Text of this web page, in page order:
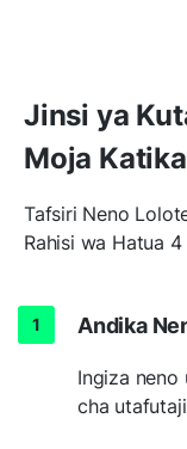
Jinsi ya
Moja
Tafsiri Neno
Rahisi wa Hatua 4
Andika
Ingiza
cha